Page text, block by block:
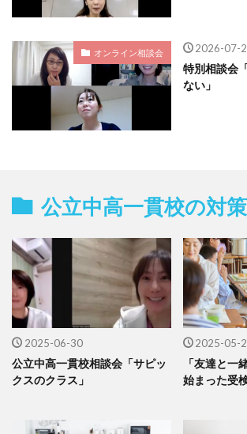
オンライン相談会 2026-07-
特別相談会
ない」
公立中高一貫校の対策
2025-06-30
公立中高一貫校相談会「サピッ
クスのクラス」
2025-05-
「友達と一
始まった受